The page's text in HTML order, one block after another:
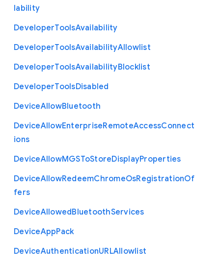
lability
DeveloperToolsAvailability
DeveloperToolsAvailabilityAllowlist
DeveloperToolsAvailabilityBlocklist
DeveloperToolsDisabled
DeviceAllowBluetooth
DeviceAllowEnterpriseRemoteAccessConnect
ions
DeviceAllowMGSToStoreDisplayProperties
DeviceAllowRedeemChromeOsRegistrationOf
fers
DeviceAllowedBluetoothServices
DeviceAppPack
DeviceAuthenticationURLAllowlist